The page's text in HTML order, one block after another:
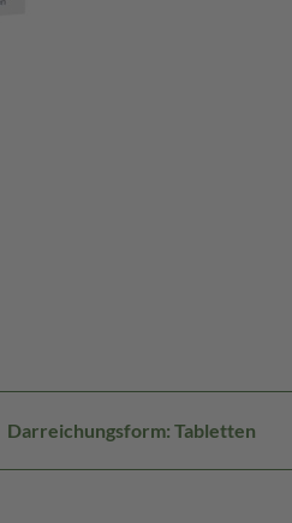
Darreichungsform: Tabletten